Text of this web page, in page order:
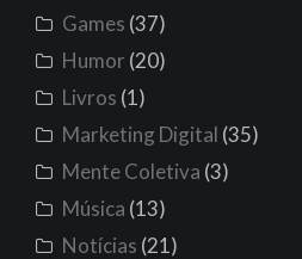
Games (37)
Humor (20)
Livros (1)
Marketing Digital (35)
Mente Coletiva (3)
Música (13)
Notícias (21)